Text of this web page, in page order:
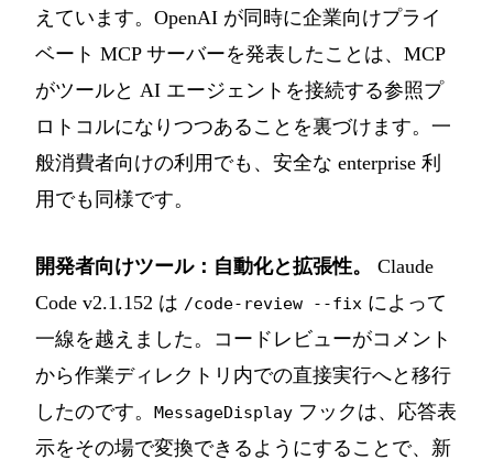
えています。OpenAI が同時に企業向けプライ
ベート MCP サーバーを発表したことは、MCP
がツールと AI エージェントを接続する参照プ
ロトコルになりつつあることを裏づけます。一
般消費者向けの利用でも、安全な enterprise 利
用でも同様です。
開発者向けツール：自動化と拡張性。
Claude
Code v2.1.152 は /code-review --fix によって
一線を越えました。コードレビューがコメント
から作業ディレクトリ内での直接実行へと移行
したのです。 MessageDisplay フックは、応答表
示をその場で変換できるようにすることで、新